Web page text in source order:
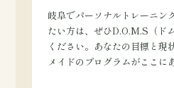
岐阜でパーソナルトレーニン
たい方は、ぜひD.O.M.S（ド
ください。あなたの目標と現
メイドのプログラムがここに